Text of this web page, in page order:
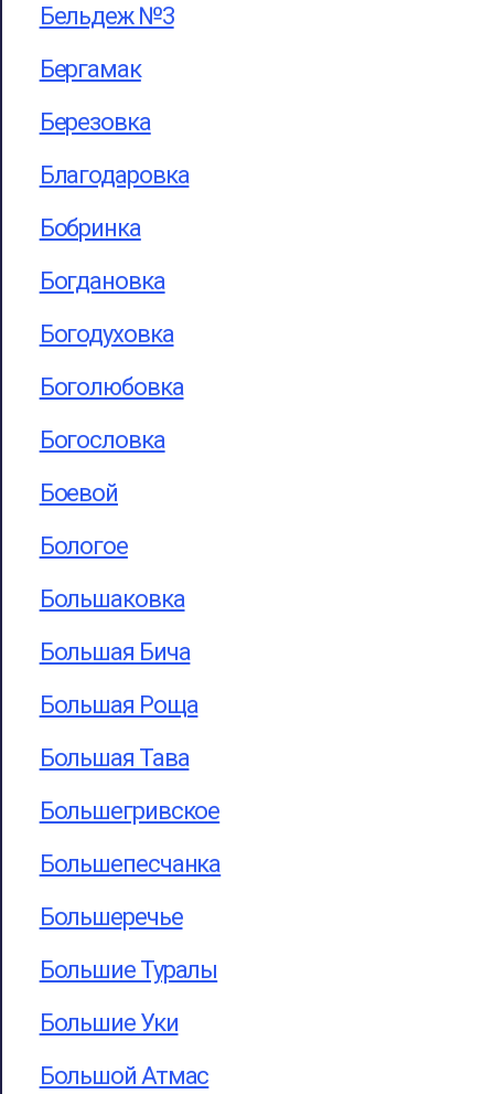
Бельдеж №3
Бергамак
Березовка
Благодаровка
Бобринка
Богдановка
Богодуховка
Боголюбовка
Богословка
Боевой
Бологое
Большаковка
Большая Бича
Большая Роща
Большая Тава
Большегривское
Большепесчанка
Большеречье
Большие Туралы
Большие Уки
Большой Атмас